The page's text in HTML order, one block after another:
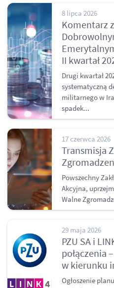
8 lipca 2026
Komentarz
II kwartał
Drugi kwartał
systematyczną
militarnego w
spadek...
17 czerwca 2026
Transmisja
Powszechny
Akcyjna,
Walne
29 maja 2026
PZU SA i
połączenia
w kierunku
Ogłoszenie